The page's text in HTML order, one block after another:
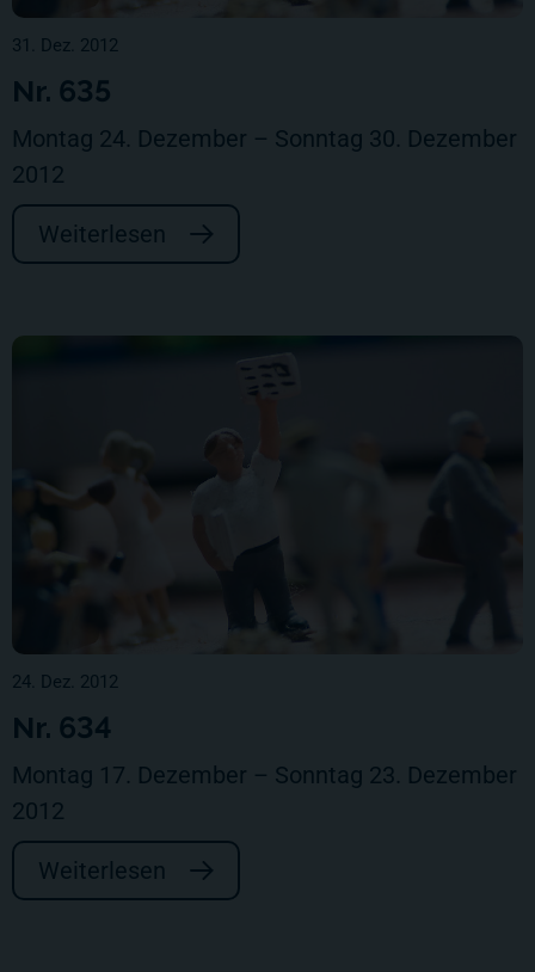
31. Dez. 2012
Nr. 635
Montag 24. Dezember – Sonntag 30. Dezember
2012
Weiterlesen
24. Dez. 2012
Nr. 634
Montag 17. Dezember – Sonntag 23. Dezember
2012
Weiterlesen